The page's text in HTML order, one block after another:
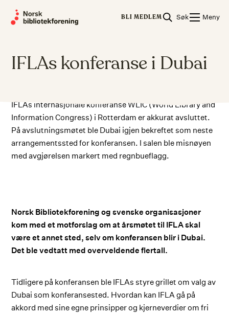
BLI MEDLEM Søk Meny
IFLAs konferanse i Dubai
IFLAs internasjonale konferanse WLIC (World Library and
Information Congress) i Rotterdam er akkurat avsluttet.
På avslutningsmøtet ble Dubai igjen bekreftet som neste
arrangementssted for konferansen. I salen ble misnøyen
med avgjørelsen markert med regnbueflagg.
Norsk Bibliotekforening og svenske organisasjoner
kom med et motforslag om at årsmøtet til IFLA skal
være et annet sted, selv om konferansen blir i Dubai.
Det ble vedtatt med overveldende flertall.
Tidligere på konferansen ble IFLAs styre grillet om valg av
Dubai som konferansested. Hvordan kan IFLA gå på
akkord med sine egne prinsipper og kjerneverdier om fri